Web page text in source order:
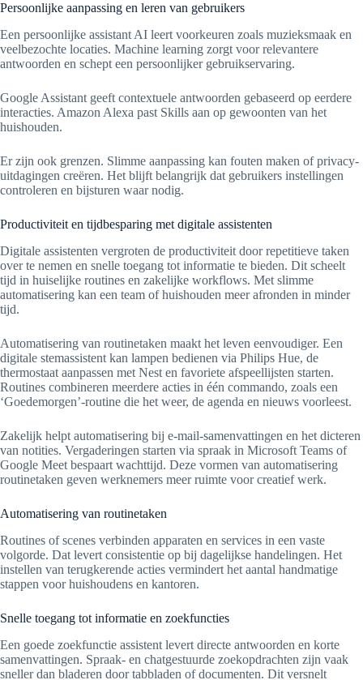
Persoonlijke aanpassing en leren van gebruikers
Een persoonlijke assistant AI leert voorkeuren zoals muzieksmaak en
veelbezochte locaties. Machine learning zorgt voor relevantere
antwoorden en schept een persoonlijker gebruikservaring.
Google Assistant geeft contextuele antwoorden gebaseerd op eerdere
interacties. Amazon Alexa past Skills aan op gewoonten van het
huishouden.
Er zijn ook grenzen. Slimme aanpassing kan fouten maken of privacy-
uitdagingen creëren. Het blijft belangrijk dat gebruikers instellingen
controleren en bijsturen waar nodig.
Productiviteit en tijdbesparing met digitale assistenten
Digitale assistenten vergroten de productiviteit door repetitieve taken
over te nemen en snelle toegang tot informatie te bieden. Dit scheelt
tijd in huiselijke routines en zakelijke workflows. Met slimme
automatisering kan een team of huishouden meer afronden in minder
tijd.
Automatisering van routinetaken maakt het leven eenvoudiger. Een
digitale stemassistent kan lampen bedienen via Philips Hue, de
thermostaat aanpassen met Nest en favoriete afspeellijsten starten.
Routines combineren meerdere acties in één commando, zoals een
‘Goedemorgen’-routine die het weer, de agenda en nieuws voorleest.
Zakelijk helpt automatisering bij e-mail-samenvattingen en het dicteren
van notities. Vergaderingen starten via spraak in Microsoft Teams of
Google Meet bespaart wachttijd. Deze vormen van automatisering
routinetaken geven werknemers meer ruimte voor creatief werk.
Automatisering van routinetaken
Routines of scenes verbinden apparaten en services in een vaste
volgorde. Dat levert consistentie op bij dagelijkse handelingen. Het
instellen van terugkerende acties vermindert het aantal handmatige
stappen voor huishoudens en kantoren.
Snelle toegang tot informatie en zoekfuncties
Een goede zoekfunctie assistent levert directe antwoorden en korte
samenvattingen. Spraak- en chatgestuurde zoekopdrachten zijn vaak
sneller dan bladeren door tabbladen of documenten. Dit versnelt